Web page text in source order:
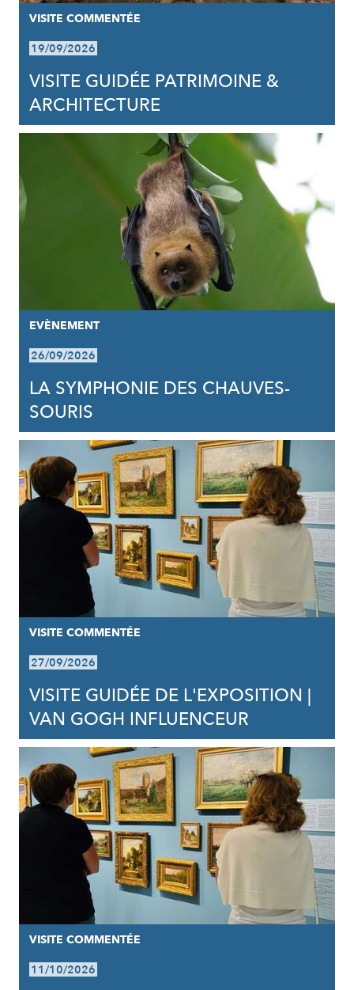
VISITE COMMENTÉE
19/09/2026
VISITE GUIDÉE PATRIMOINE &
ARCHITECTURE
EVÈNEMENT
26/09/2026
LA SYMPHONIE DES CHAUVES-
SOURIS
VISITE COMMENTÉE
27/09/2026
VISITE GUIDÉE DE L'EXPOSITION |
VAN GOGH INFLUENCEUR
VISITE COMMENTÉE
11/10/2026